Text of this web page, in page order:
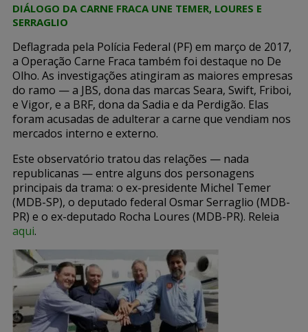
DIÁLOGO DA CARNE FRACA UNE TEMER, LOURES E
SERRAGLIO
Deflagrada pela Polícia Federal (PF) em março de 2017,
a Operação Carne Fraca também foi destaque no De
Olho. As investigações atingiram as maiores empresas
do ramo — a JBS, dona das marcas Seara, Swift, Friboi,
e Vigor, e a BRF, dona da Sadia e da Perdigão. Elas
foram acusadas de adulterar a carne que vendiam nos
mercados interno e externo.
Este observatório tratou das relações — nada
republicanas — entre alguns dos personagens
principais da trama: o ex-presidente Michel Temer
(MDB-SP), o deputado federal Osmar Serraglio (MDB-
PR) e o ex-deputado Rocha Loures (MDB-PR). Releia
aqui.